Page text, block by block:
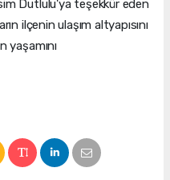
Dutlulu'ya teşekkür eden
ilçenin ulaşım altyapısını
yaşamını